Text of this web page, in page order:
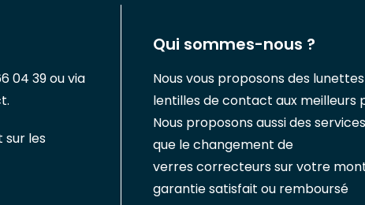
04 39 ou via
sur les
Qui sommes-nous ?
Nous vous proposons des
lentilles de contact aux meilleurs
Nous proposons aussi des
que le changement de
verres correcteurs sur votre
garantie satisfait ou remboursé